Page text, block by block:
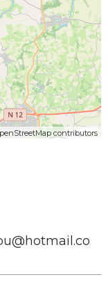
contributors